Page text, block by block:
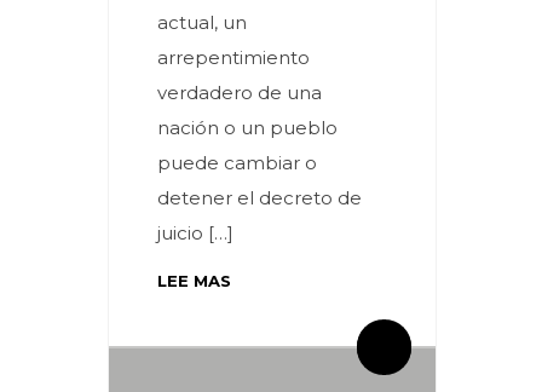
actual, un
arrepentimiento
verdadero de una
nación o un pueblo
puede cambiar o
detener el decreto de
juicio […]
LEE MAS